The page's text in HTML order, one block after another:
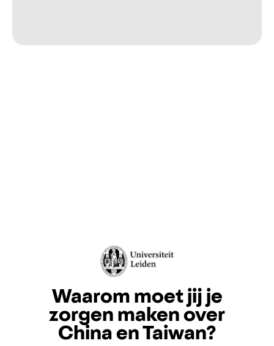
Waarom moet jij je
zorgen maken over
China en Taiwan?